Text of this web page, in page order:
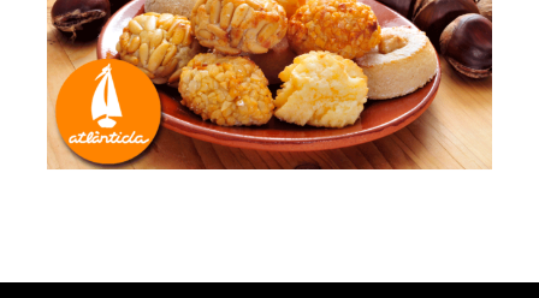
Una tardor daurada
Mataró Parc